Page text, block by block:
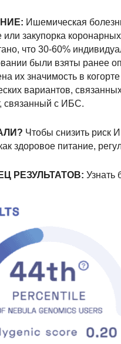
Ишемическая
или закупорка
что 30-60%
были взяты ранее
их значимость в
вариантов,
связанный с ИБС.
Чтобы снизить риск
здоровое питание,
РЕЗУЛЬТАТОВ: Узнать